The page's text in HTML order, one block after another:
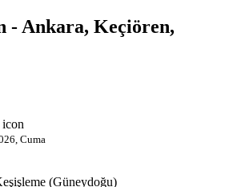
- Ankara, Keçiören,
Cuma
(Güneydoğu)